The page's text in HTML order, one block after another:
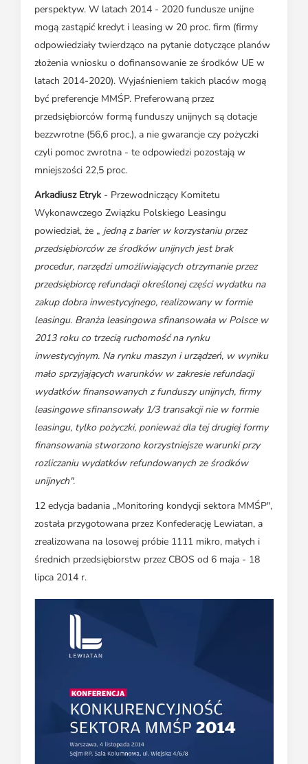
perspektyw. W latach 2014 - 2020 fundusze unijne
mogą zastąpić kredyt i leasing w 20 proc. firm (firmy
odpowiedziały twierdząco na pytanie dotyczące planów
złożenia wniosku o dofinansowanie ze środków UE w
latach 2014-2020). Wyjaśnieniem takich placów mogą
być preferencje MMŚP. Preferowaną przez
przedsiębiorców formą funduszy unijnych są dotacje
bezzwrotne (56,6 proc.), a nie gwarancje czy pożyczki
czyli pomoc zwrotna - te odpowiedzi pozostają w
mniejszości 22,5 proc.
Arkadiusz Etryk - Przewodniczący Komitetu
Wykonawczego Związku Polskiego Leasingu
powiedział, że „ jedną z barier w korzystaniu przez
przedsiębiorców ze środków unijnych jest brak
procedur, narzędzi umożliwiających otrzymanie przez
przedsiębiorcę refundacji określonej części wydatku na
zakup dobra inwestycyjnego, realizowany w formie
leasingu. Branża leasingowa sfinansowała w Polsce w
2013 roku co trzecią ruchomość na rynku
inwestycyjnym. Na rynku maszyn i urządzeń, w wyniku
mało sprzyjających warunków w zakresie refundacji
wydatków finansowanych z funduszy unijnych, firmy
leasingowe sfinansowały 1/3 transakcji nie w formie
leasingu, tylko pożyczki, ponieważ dla tej drugiej formy
finansowania stworzono korzystniejsze warunki przy
rozliczaniu wydatków refundowanych ze środków
unijnych".
12 edycja badania „Monitoring kondycji sektora MMŚP",
została przygotowana przez Konfederację Lewiatan, a
zrealizowana na losowej próbie 1111 mikro, małych i
średnich przedsiębiorstw przez CBOS od 6 maja - 18
lipca 2014 r.